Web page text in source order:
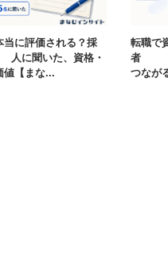
当に評価される？採
に聞いた、資格・
値【まな...
転職で
者405
つなが